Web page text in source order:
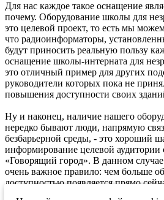
Для нас каждое такое оснащение
почему. Оборудование школы для
это целевой проект, то есть мы
что радиоинформаторы,
будут приносить реальную пользу
оснащение школы-интерната для
это отличный пример для других
руководители которых пока не
повышения доступности своих
Ну и наконец, наличие нашего
нередко бывают люди, напрямую
безбарьерной среды, - это хороший
информирование целевой
«Говорящий город». В данном случае
очень важное правило: чем больше
доступностью появляется прямо